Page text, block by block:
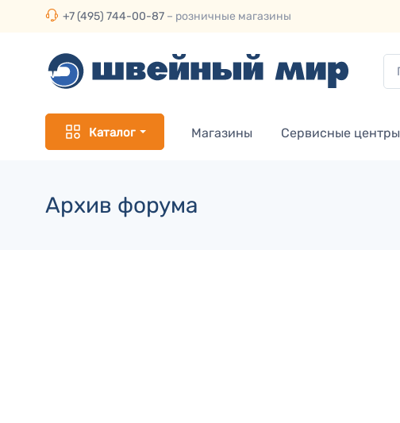
+7 (495) 744-00-87 – розничные магазины
Каталог Магазины Сервисные центры
Архив форума